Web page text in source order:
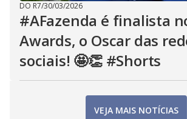
DO R7/30/03/2026
#AFazenda é finalista
Awards, o Oscar das
sociais! 🤩👏 #Shorts
VEJA MAIS NOTÍCIAS